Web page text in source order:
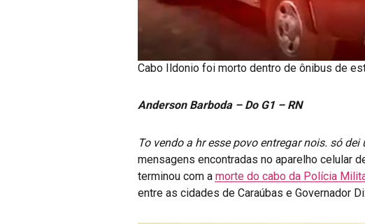
Cabo Ildonio foi morto dentro de ônibus de
Anderson Barboda – Do G1 – RN
To vendo a hr esse povo entregar nois. só
mensagens encontradas no aparelho celular
terminou com a morte do cabo da Polícia
entre as cidades de Caraúbas e Governador